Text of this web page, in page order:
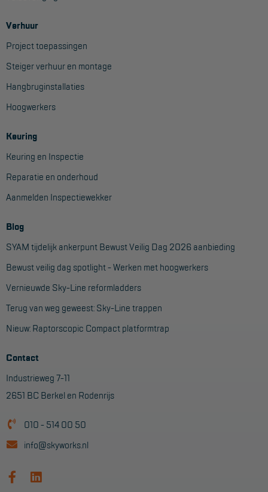
OVER ONS
Vestigingen
Dealers
Werken bij ons
SUPPORT
Handleidingen
Tips en trucs
Veelgestelde vragen
Wet- en regelgeving
Garantie
Algemene voorwaarden
Verhuur
Project toepassingen
Steiger verhuur en montage
Hangbruginstallaties
Hoogwerkers
Keuring
Keuring en Inspectie
Reparatie en onderhoud
Aanmelden Inspectiewekker
Blog
SYAM tijdelijk ankerpunt Bewust Veilig Dag 2026 aanbieding
Bewust veilig dag spotlight - Werken met hoogwerkers
Vernieuwde Sky-Line reformladders
Terug van weg geweest: Sky-Line trappen
Nieuw: Raptorscopic Compact platformtrap
Contact
Industrieweg 7-11
2651 BC Berkel en Rodenrijs
010 - 514 00 50
info@skyworks.nl